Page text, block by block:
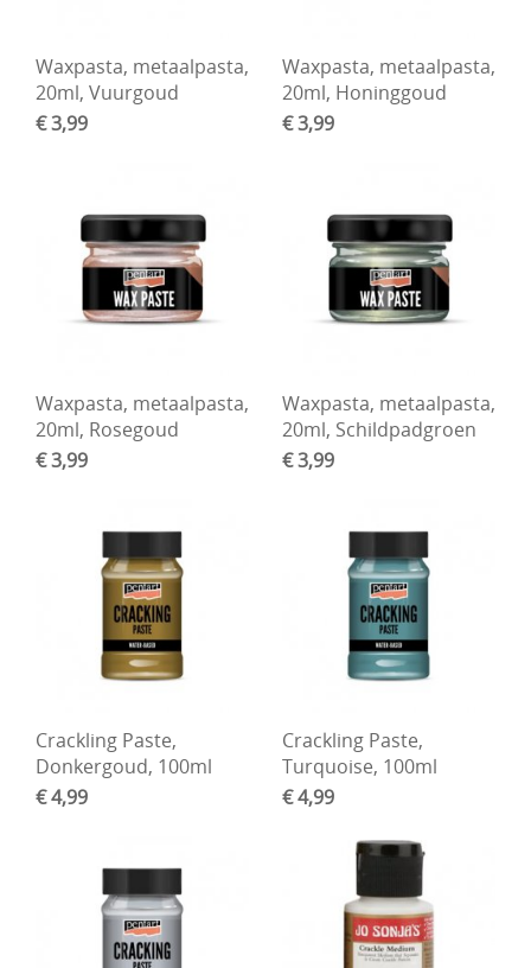
Waxpasta, metaalpasta,
20ml, Vuurgoud
€ 3,99
Waxpasta, metaalpasta,
20ml, Honinggoud
€ 3,99
Waxpasta, metaalpasta,
20ml, Rosegoud
€ 3,99
Waxpasta, metaalpasta,
20ml, Schildpadgroen
€ 3,99
Crackling Paste,
Donkergoud, 100ml
€ 4,99
Crackling Paste,
Turquoise, 100ml
€ 4,99